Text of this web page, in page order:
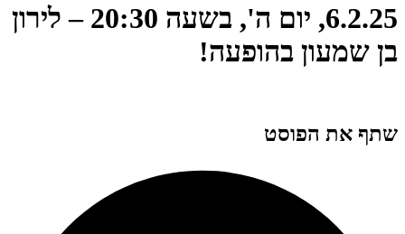
6.2.25, יום ה', בשעה 20:30 – לירון
בן שמעון בהופעה!
שתף את הפוסט